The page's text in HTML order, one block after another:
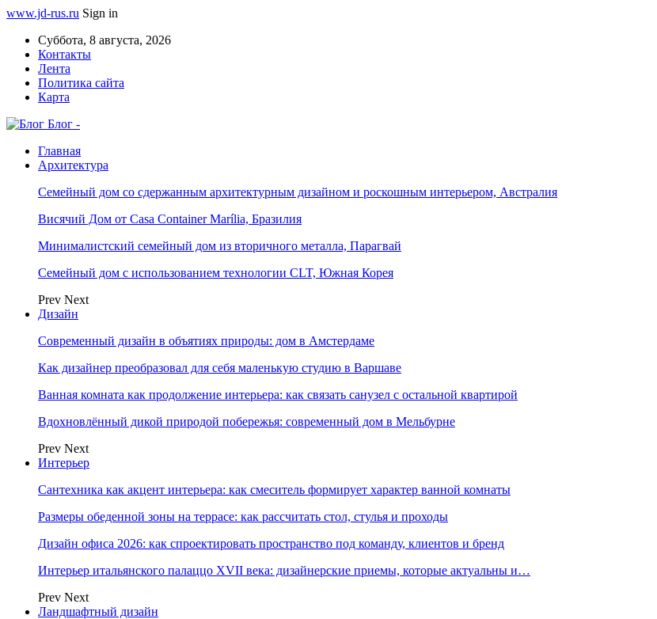
www.jd-rus.ru Sign in
Суббота, 8 августа, 2026
Контакты
Лента
Политика сайта
Карта
Блог -
Главная
Архитектура
Семейный дом со сдержанным архитектурным дизайном и роскошным интерьером, Австралия
Висячий Дом от Casa Container Marília, Бразилия
Минималистский семейный дом из вторичного металла, Парагвай
Семейный дом с использованием технологии CLT, Южная Корея
Prev Next
Дизайн
Современный дизайн в объятиях природы: дом в Амстердаме
Как дизайнер преобразовал для себя маленькую студию в Варшаве
Ванная комната как продолжение интерьера: как связать санузел с остальной квартирой
Вдохновлённый дикой природой побережья: современный дом в Мельбурне
Prev Next
Интерьер
Сантехника как акцент интерьера: как смеситель формирует характер ванной комнаты
Размеры обеденной зоны на террасе: как рассчитать стол, стулья и проходы
Дизайн офиса 2026: как спроектировать пространство под команду, клиентов и бренд
Интерьер итальянского палаццо XVII века: дизайнерские приемы, которые актуальны и…
Prev Next
Ландшафтный дизайн